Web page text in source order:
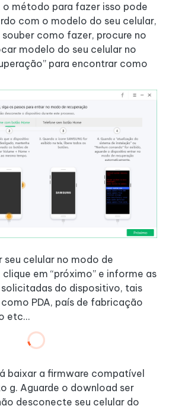
o método para fazer isso pode
com o modelo do seu celular,
como fazer, procure no
modelo do seu celular no
para encontrar como
celular no modo de
em “próximo” e informe as
do dispositivo, tais
PDA, país de fabricação
etc…
baixar a firmware compatível
g. Aguarde o download ser
desconecte seu celular do